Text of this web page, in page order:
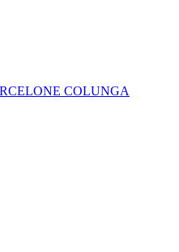
COLUNGA